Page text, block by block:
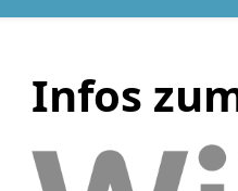
Infos